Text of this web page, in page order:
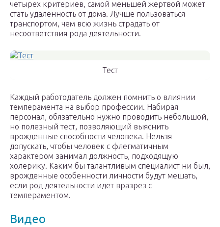
четырех критериев, самой меньшей жертвой может
стать удаленность от дома. Лучше пользоваться
транспортом, чем всю жизнь страдать от
несоответствия рода деятельности.
Тест
Каждый работодатель должен помнить о влиянии
темперамента на выбор профессии. Набирая
персонал, обязательно нужно проводить небольшой,
но полезный тест, позволяющий выяснить
врожденные способности человека. Нельзя
допускать, чтобы человек с флегматичным
характером занимал должность, подходящую
холерику. Каким бы талантливым специалист ни был,
врожденные особенности личности будут мешать,
если род деятельности идет вразрез с
темпераментом.
Видео